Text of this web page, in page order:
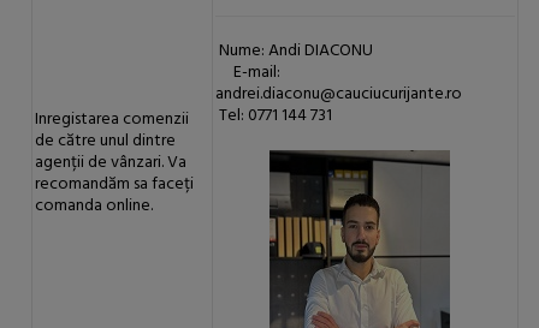
Inregistarea comenzii
de către unul dintre
agenții de vânzari. Va
recomandăm sa faceți
comanda online.
Nume: Andi DIACONU
E-mail:
andrei.diaconu@cauciucurijante.ro
Tel: 0771 144 731